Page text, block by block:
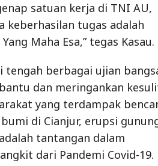
satuan kerja di TNI AU,
keberhasilan tugas adalah
Maha Esa,” tegas Kasau.
tengah berbagai ujian
dan meringankan
yang terdampak
di Cianjur, erupsi
tantangan dalam
dari Pandemi Covid-19.